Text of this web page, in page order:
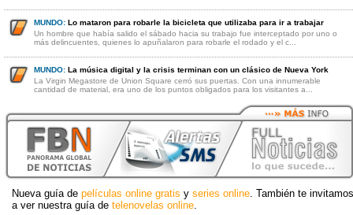
MUNDO: Lo mataron para robarle la bicicleta que utilizaba para ir a trabajar
Un hombre que había salido el sábado hacia su trabajo fue interceptado por uno o
más delincuentes, quienes lo apuñalaron para robarle el rodado y el c...
MUNDO: La música digital y la crisis terminan con un clásico de Nueva York
La Virgin Megastore de Union Square cerró sus puertas. Con una innumerable
cantidad de material, era uno de los puntos obligados para los visitantes a...
Nueva guía de películas online gratis y series online. También te invitamos
a ver nuestra guía de telenovelas online.